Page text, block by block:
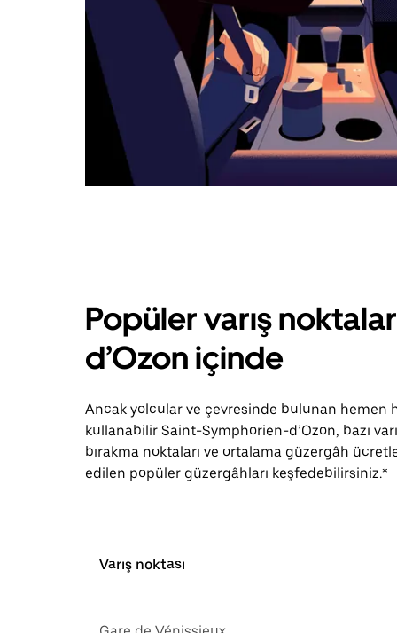
Popüler varış
d’Ozon içinde
Ancak yolcular ve çevresinde bulunan hemen
kullanabilir Saint-Symphorien-d’Ozon, bazı
bırakma noktaları ve ortalama güzergâh
edilen popüler güzergâhları keşfedebilirsiniz.*
Varış noktası